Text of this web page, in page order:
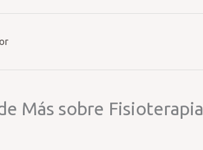
Más sobre Fisioterapia